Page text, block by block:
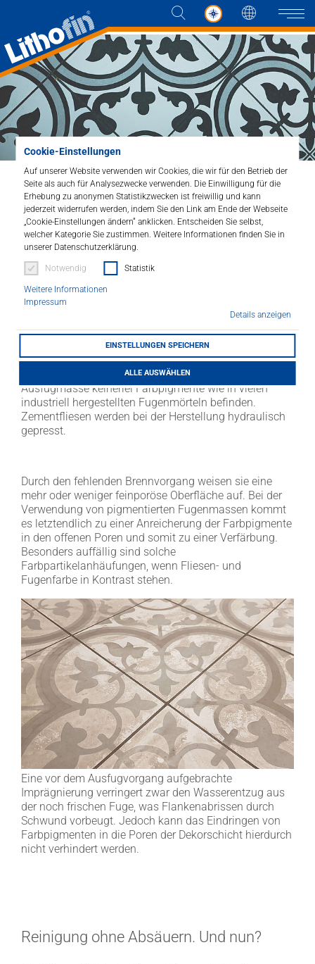
Cookie-Einstellungen
Auf unserer Website verwenden wir Cookies, die wir für den Betrieb der
Seite als auch für Analysezwecke verwenden. Die Einwilligung für die
Erhebung zu anonymen Statistikzwecken ist freiwillig und kann
jederzeit widerrufen werden, indem Sie den Link am Ende der Webseite
„Cookie-Einstellungen ändern“ anklicken. Entscheiden Sie selbst,
welcher Kategorie Sie zustimmen. Weitere Informationen finden Sie in
unserer Datenschutzerklärung.
Notwendig Statistik
Weitere Informationen
Impressum
Details anzeigen
EINSTELLUNGEN SPEICHERN
ALLE AUSWÄHLEN
Sprache
Produkte
Lösungen
Aktuelles
Unternehmen
Kontakt
HÄNDLERSUCHE
Home Lösungen
Tipps
Zementfliesen und farbige Fugen
Zementfliesen und farbiges
Fugenmaterial
Geht das überhaupt?
Häufig wird für das Verfugen von Zementfliesen ein
Selbstansatz aus zwei Teilen Trasszement und einem
Teil feinen Quarzsand empfohlen. Diese
Vorgehensweise soll sicherstellen, dass sich in der
Ausfugmasse keinerlei Farbpigmente wie in vielen
industriell hergestellten Fugenmörteln befinden.
Zementfliesen werden bei der Herstellung hydraulisch
gepresst.
Durch den fehlenden Brennvorgang weisen sie eine
mehr oder weniger feinporöse Oberfläche auf. Bei der
Verwendung von pigmentierten Fugenmassen kommt
es letztendlich zu einer Anreicherung der Farbpigmente
in den offenen Poren und somit zu einer Verfärbung.
Besonders auffällig sind solche
Farbpartikelanhäufungen, wenn Fliesen- und
Fugenfarbe in Kontrast stehen.
Eine vor dem Ausfugvorgang aufgebrachte
Imprägnierung verringert zwar den Wasserentzug aus
der noch frischen Fuge, was Flankenabrissen durch
Schwund vorbeugt. Jedoch kann das Eindringen von
Farbpigmenten in die Poren der Dekorschicht hierdurch
nicht verhindert werden.
Reinigung ohne Absäuern. Und nun?